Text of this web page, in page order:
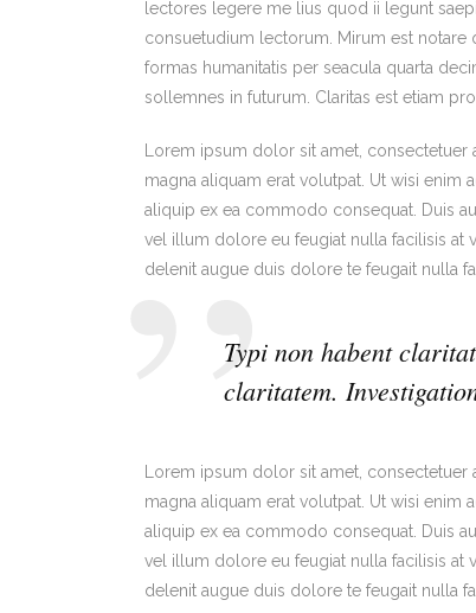
lectores legere me lius quod ii legunt
consuetudium lectorum. Mirum est notare
formas humanitatis per seacula quarta
sollemnes in futurum. Claritas est etiam
Lorem ipsum dolor sit amet,
magna aliquam erat volutpat. Ut wisi
aliquip ex ea commodo consequat. Duis
vel illum dolore eu feugiat nulla facilisis at
delenit augue duis dolore te feugait nulla
Typi non habent
claritatem.
Lorem ipsum dolor sit amet,
magna aliquam erat volutpat. Ut wisi
aliquip ex ea commodo consequat. Duis
vel illum dolore eu feugiat nulla facilisis at
delenit augue duis dolore te feugait nulla